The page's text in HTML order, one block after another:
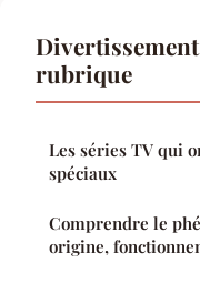
rubrique
Les séries TV qui
spéciaux
Comprendre le
origine,